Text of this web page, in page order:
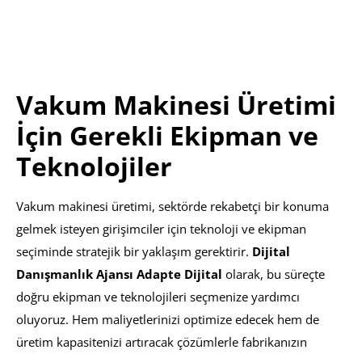
Vakum Makinesi Üretimi
İçin Gerekli Ekipman ve
Teknolojiler
Vakum makinesi üretimi, sektörde rekabetçi bir konuma
gelmek isteyen girişimciler için teknoloji ve ekipman
seçiminde stratejik bir yaklaşım gerektirir. Dijital
Danışmanlık Ajansı Adapte Dijital olarak, bu süreçte
doğru ekipman ve teknolojileri seçmenize yardımcı
oluyoruz. Hem maliyetlerinizi optimize edecek hem de
üretim kapasitenizi artıracak çözümlerle fabrikanızın